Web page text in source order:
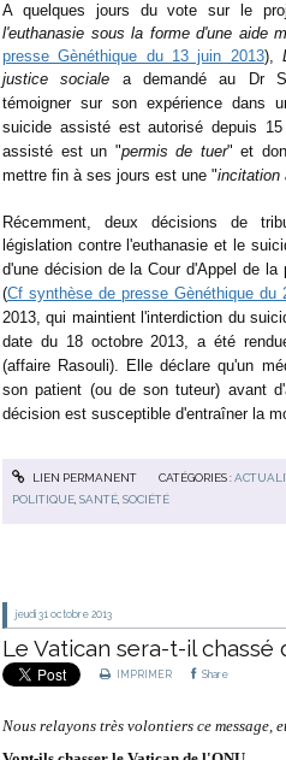
A quelques jours du vote sur le
l'euthanasie sous la forme d'une aide
presse Gènéthique du 13 juin 2013),
justice sociale a demandé au Dr
témoigner sur son expérience dans
suicide assisté est autorisé depuis
assisté est un "permis de tuer" et
mettre fin à ses jours est une "incitation
Récemment, deux décisions de
législation contre l'euthanasie et le
d'une décision de la Cour d'Appel de la
(Cf synthèse de presse Gènéthique du
2013, qui maintient l'interdiction du
date du 18 octobre 2013, a été
(affaire Rasouli). Elle déclarequ'un
son patient (ou de son tuteur) avant
décision est susceptible d'entraîner la
LIEN PERMANENT CATÉGORIES :
POLITIQUE ,SANTÉ ,SOCIÉTÉ
jeudi 31 octobre 2013
Le Vatican sera-t-il chassé
IMPRIMER Share
Nous relayons très volontiers ce message,